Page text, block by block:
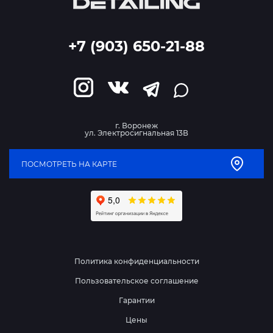
+7 (903) 650-21-88
г. Воронеж
ул. Электросигнальная 13В
ПОСМОТРЕТЬ НА КАРТЕ
Политика конфиденциальности
Пользовательское соглашение
Гарантии
Цены